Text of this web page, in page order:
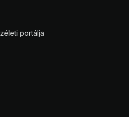
portálja